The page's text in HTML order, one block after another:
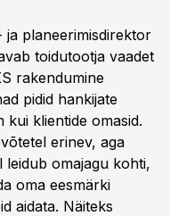
ja planeerimisdirektor
toidutootja vaadet
rakendumine
pidid hankijate
kui klientide omasid.
erinev, aga
omajagu kohti,
oma eesmärki
aidata. Näiteks